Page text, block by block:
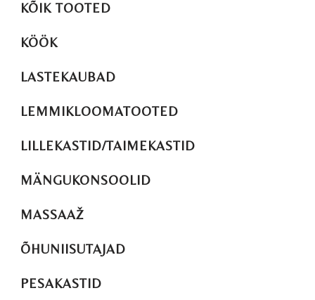
KÕIK TOOTED
KÖÖK
LASTEKAUBAD
LEMMIKLOOMATOOTED
LILLEKASTID/TAIMEKASTID
MÄNGUKONSOOLID
MASSAAŽ
ÕHUNIISUTAJAD
PESAKASTID